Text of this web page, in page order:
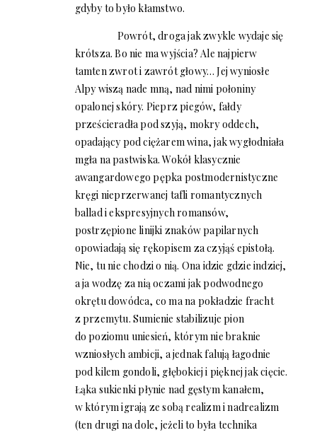
gdyby to było kłamstwo.
Powrót, droga jak zwykle wydaje się
krótsza. Bo nie ma wyjścia? Ale najpierw
tamten zwrot i zawrót głowy… Jej wyniosłe
Alpy wiszą nade mną, nad nimi połoniny
opalonej skóry. Pieprz piegów, fałdy
prześcieradła pod szyją, mokry oddech,
opadający pod ciężarem wina, jak wygłodniała
mgła na pastwiska. Wokół klasycznie
awangardowego pępka postmodernistyczne
kręgi nieprzerwanej tafli romantycznych
ballad i ekspresyjnych romansów,
postrzępione linijki znaków papilarnych
opowiadają się rękopisem za czyjąś epistołą.
Nie, tu nie chodzi o nią. Ona idzie gdzie indziej,
a ja wodzę za nią oczami jak podwodnego
okrętu dowódca, co ma na pokładzie fracht
z przemytu. Sumienie stabilizuje pion
do poziomu uniesień, którym nie braknie
wzniosłych ambicji, a jednak falują łagodnie
pod kilem gondoli, głębokiej i pięknej jak cięcie.
Łąka sukienki płynie nad gęstym kanałem,
w którym igrają ze sobą realizm i nadrealizm
(ten drugi na dole, jeżeli to była technika